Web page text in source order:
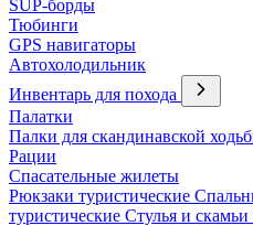
SUP-борды
Тюбинги
GPS навигаторы
Автохолодильник
Инвентарь для похода
Палатки
Палки для скандинавской
Рации
Спасательные жилеты
Рюкзаки туристические
туристические Стулья и скамьи